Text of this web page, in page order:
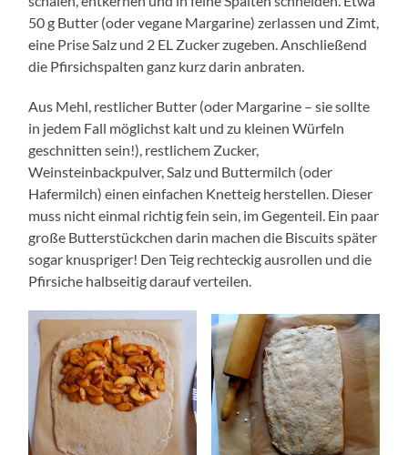
50 g Butter (oder vegane Margarine) zerlassen und Zimt,
eine Prise Salz und 2 EL Zucker zugeben. Anschließend
die Pfirsichspalten ganz kurz darin anbraten.
Aus Mehl, restlicher Butter (oder Margarine – sie sollte
in jedem Fall möglichst kalt und zu kleinen Würfeln
geschnitten sein!), restlichem Zucker,
Weinsteinbackpulver, Salz und Buttermilch (oder
Hafermilch) einen einfachen Knetteig herstellen. Dieser
muss nicht einmal richtig fein sein, im Gegenteil. Ein paar
große Butterstückchen darin machen die Biscuits später
sogar knuspriger! Den Teig rechteckig ausrollen und die
Pfirsiche halbseitig darauf verteilen.